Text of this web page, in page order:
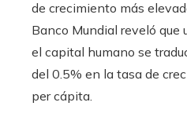
de crecimiento más
Banco Mundial reveló que
el capital humano se
del 0.5% en la tasa de
per cápita.